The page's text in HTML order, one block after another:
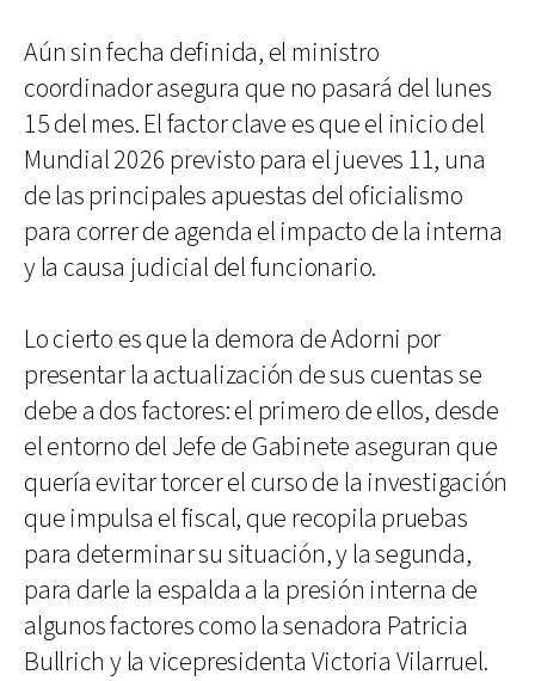
Aún sin fecha definida, el ministro
coordinador asegura que no pasará del lunes
15 del mes. El factor clave es que el inicio del
Mundial 2026 previsto para el jueves 11, una
de las principales apuestas del oficialismo
para correr de agenda el impacto de la interna
y la causa judicial del funcionario.
Lo cierto es que la demora de Adorni por
presentar la actualización de sus cuentas se
debe a dos factores: el primero de ellos, desde
el entorno del Jefe de Gabinete aseguran que
quería evitar torcer el curso de la investigación
que impulsa el fiscal, que recopila pruebas
para determinar su situación, y la segunda,
para darle la espalda a la presión interna de
algunos factores como la senadora Patricia
Bullrich y la vicepresidenta Victoria Vilarruel.